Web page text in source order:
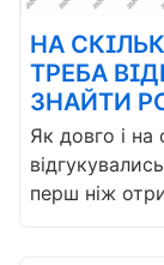
НА
ТРЕБА
ЗНАЙТИ
Як довго і на
перш ніж